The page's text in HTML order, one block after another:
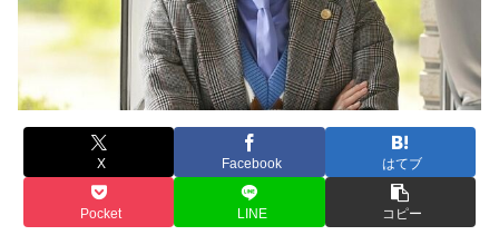
X Facebook はてブ
Pocket LINE コピー